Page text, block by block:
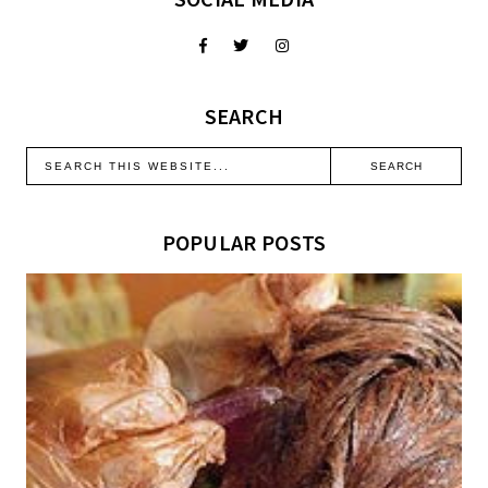
SEARCH
POPULAR POSTS